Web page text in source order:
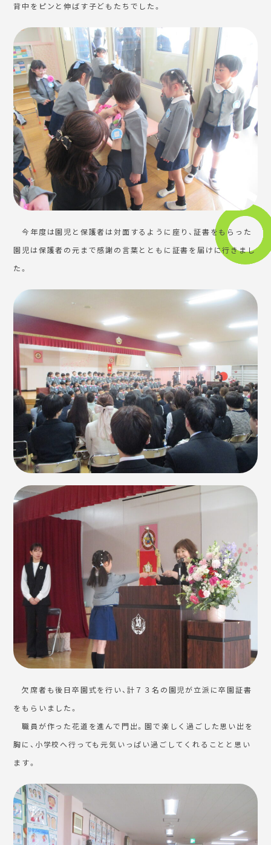
背中をピンと伸ばす子どもたちでした。
今年度は園児と保護者は対面するように座り、証書をもらった
園児は保護者の元まで感謝の言葉とともに証書を届けに行きまし
た。
欠席者も後日卒園式を行い、計７３名の園児が立派に卒園証書
をもらいました。
職員が作った花道を進んで門出。園で楽しく過ごした思い出を
胸に、小学校へ行っても元気いっぱい過ごしてくれることと思い
ます。